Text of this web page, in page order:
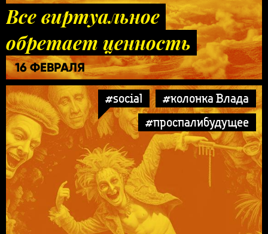
Все виртуальное
обретает ценность
16 ФЕВРАЛЯ
#social
#колонка Влада
#проспалибудущее